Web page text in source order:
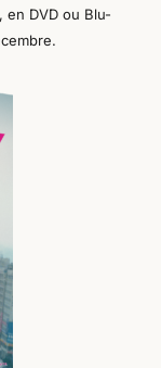
en DVD ou Blu-